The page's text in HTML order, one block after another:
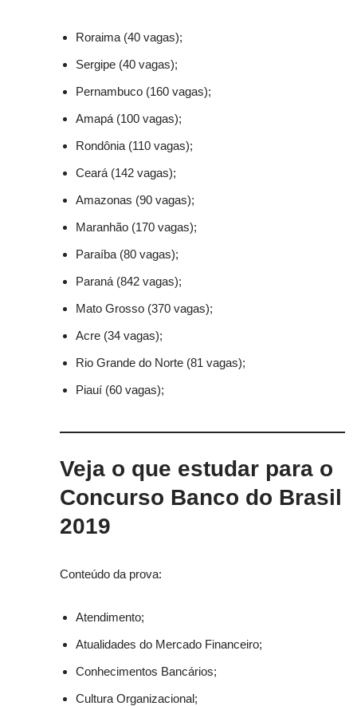
Roraima (40 vagas);
Sergipe (40 vagas);
Pernambuco (160 vagas);
Amapá (100 vagas);
Rondônia (110 vagas);
Ceará (142 vagas);
Amazonas (90 vagas);
Maranhão (170 vagas);
Paraíba (80 vagas);
Paraná (842 vagas);
Mato Grosso (370 vagas);
Acre (34 vagas);
Rio Grande do Norte (81 vagas);
Piauí (60 vagas);
Veja o que estudar para o
Concurso Banco do Brasil
2019
Conteúdo da prova:
Atendimento;
Atualidades do Mercado Financeiro;
Conhecimentos Bancários;
Cultura Organizacional;